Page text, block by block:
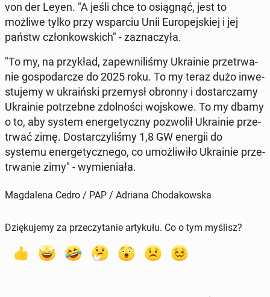
von der Leyen. "A jeśli chce to osią­gnąć, jest to
możliwe tylko przy wspar­ciu Unii Eu­ro­pej­skiej i jej
państw człon­kow­skich" - za­zna­czy­ła.
"To my, na przy­kład, za­pew­ni­li­śmy Ukra­inie prze­trwa­
nie go­spo­dar­cze do 2025 roku. To my teraz dużo in­we­
stu­je­my w ukra­iń­ski prze­mysł obronny i do­star­cza­my
Ukra­inie po­trzeb­ne zdol­no­ści woj­sko­we. To my dbamy
o to, aby system ener­ge­tycz­ny po­zwo­lił Ukra­inie prze­
trwać zimę. Do­star­czy­li­śmy 1,8 GW energii do
systemu ener­ge­tycz­ne­go, co umoż­li­wi­ło Ukra­inie prze­
trwa­nie zimy" - wy­mie­nia­ła.
Magdalena Cedro / PAP / Adriana Chodakowska
Dziękujemy za przeczytanie artykułu. Co o tym myślisz?